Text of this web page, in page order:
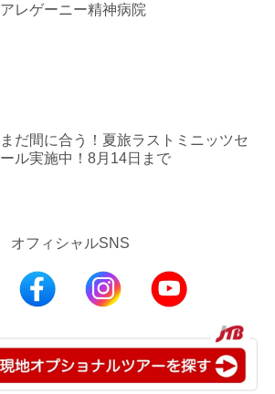
アレゲーニー精神病院
まだ間に合う！夏旅ラストミニッツセ
ール実施中！8月14日まで
オフィシャルSNS